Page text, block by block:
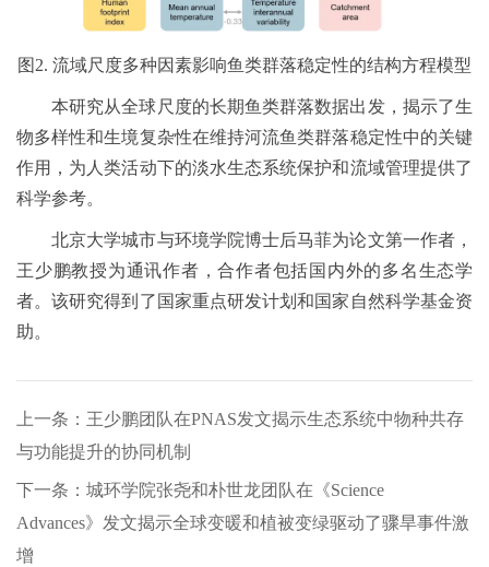
图2. 流域尺度多种因素影响鱼类群落稳定性的结构方程模型
本研究从全球尺度的长期鱼类群落数据出发，揭示了生
物多样性和生境复杂性在维持河流鱼类群落稳定性中的关键
作用，为人类活动下的淡水生态系统保护和流域管理提供了
科学参考。
北京大学城市与环境学院博士后马菲为论文第一作者，
王少鹏教授为通讯作者，合作者包括国内外的多名生态学
者。该研究得到了国家重点研发计划和国家自然科学基金资
助。
上一条：王少鹏团队在PNAS发文揭示生态系统中物种共存
与功能提升的协同机制
下一条：城环学院张尧和朴世龙团队在《Science
Advances》发文揭示全球变暖和植被变绿驱动了骤旱事件激
增